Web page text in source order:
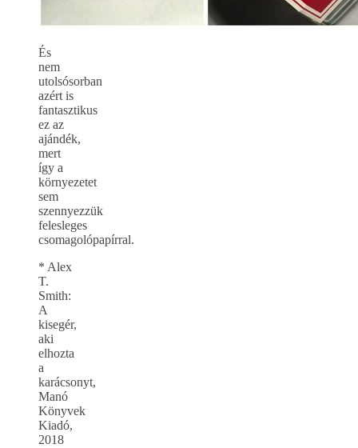
És
nem
utolsósorban
azért is
fantasztikus
ez az
ajándék,
mert
így a
környezetet
sem
szennyezzük
felesleges
csomagolópapírral.
* Alex
T.
Smith:
A
kisegér,
aki
elhozta
a
karácsonyt,
Manó
Könyvek
Kiadó,
2018